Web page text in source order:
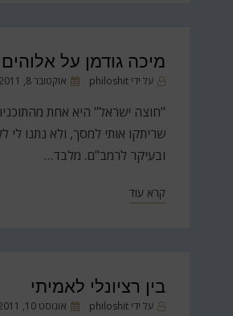
מיכה גודמן על
על ידיphiloshit
פורסםאוקטובר 8, 2011
"חוצה ישראל" היא אחת
שריתקו אותי למסך, ולא נתנו
ובעיקר לרמב"ם. מלבד…
קרא עוד
בין רציונלי לאמיתי
על ידיphiloshit
פורסםאוגוסט 10, 2011